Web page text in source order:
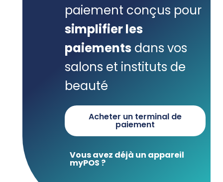
paiement conçus pour
simplifier les
paiements dans vos
salons et instituts de
beauté
Acheter un terminal de
paiement
Vous avez déjà un appareil
myPOS ?